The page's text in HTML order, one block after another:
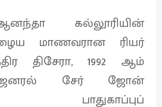
கல்லூரியின்
மாணவரான ரியர்
திசேரா, 1992 ஆம்
சேர் ஜோன்
பாதுகாப்புப்